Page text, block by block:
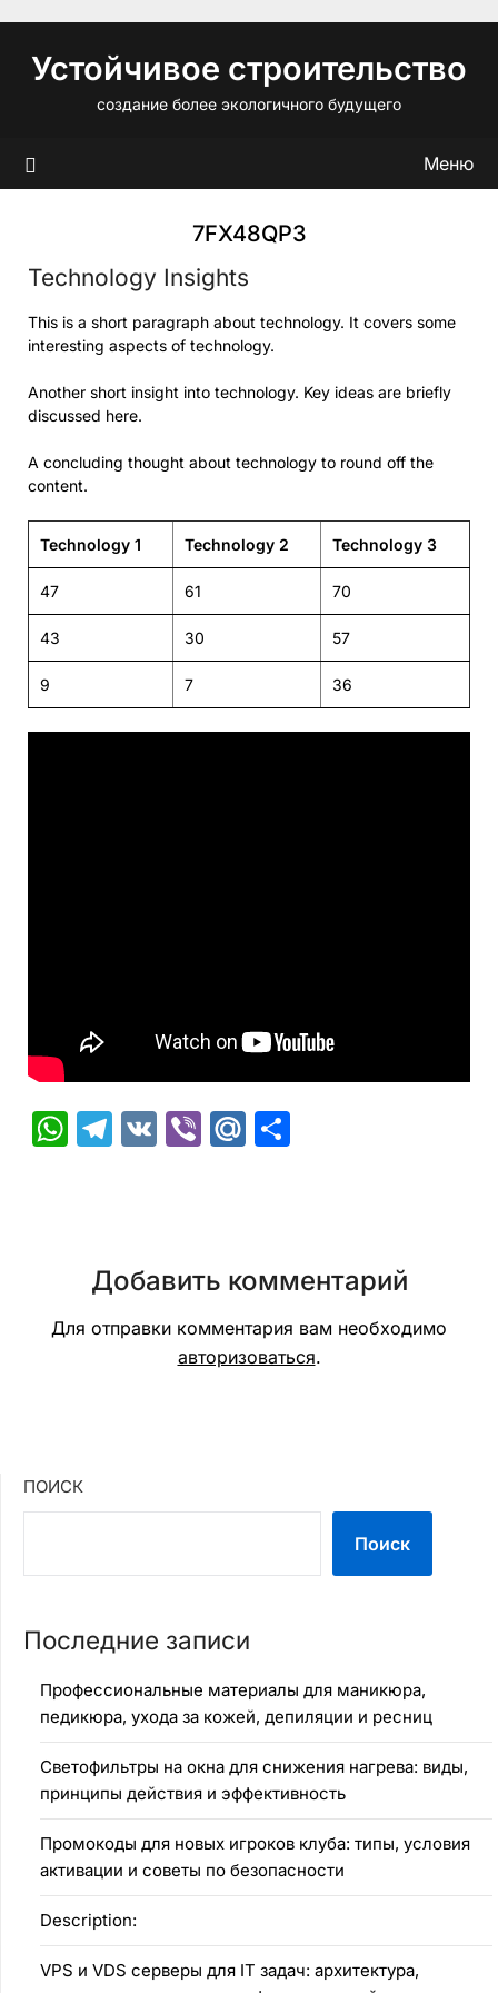
содержимому
Устойчивое строительство
создание более экологичного будущего
Меню
7FX48QP3
Technology Insights
This is a short paragraph about technology. It covers some
interesting aspects of technology.
Another short insight into technology. Key ideas are briefly
discussed here.
A concluding thought about technology to round off the
content.
Technology 1 Technology 2 Technology 3
47 61 70
43 30 57
9 7 36
WhatsApp
Telegram
VK ViberMail.Ru
Добавить комментарий
Для отправки комментария вам необходимо
авторизоваться.
ПОИСК
Поиск
Последние записи
Профессиональные материалы для маникюра,
педикюра, ухода за кожей, депиляции и ресниц
Светофильтры на окна для снижения нагрева: виды,
принципы действия и эффективность
Промокоды для новых игроков клуба: типы, условия
активации и советы по безопасности
Description:
VPS и VDS серверы для IT задач: архитектура,